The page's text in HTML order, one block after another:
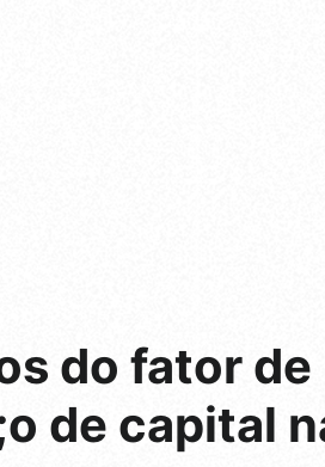
do fator de
de capital